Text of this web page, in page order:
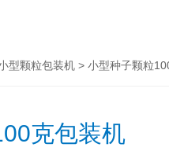
型颗粒包装机 > 小型种子颗粒
克包装机